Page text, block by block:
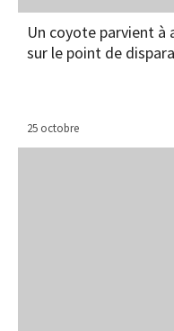
Un coyote parvient à
sur le point de
25 octobre